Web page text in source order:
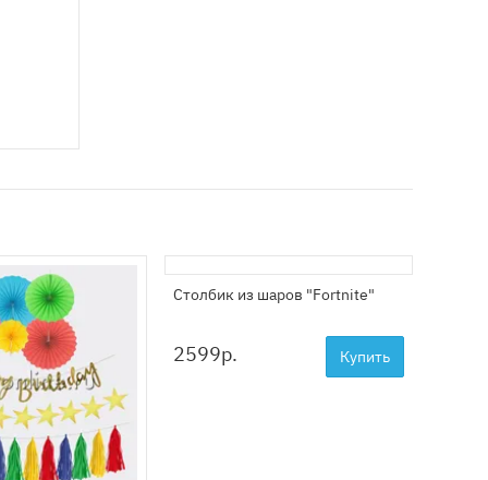
Столбик из шаров "Fortnite"
2599р. Купить